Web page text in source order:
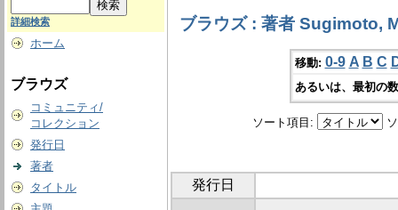
詳細検索
ホーム
ブラウズ
コミュニティ/
コレクション
発行日
著者
タイトル
ブラウズ : 著者 Sugimoto,
移動: 0-9 A B C
あるいは、最初の
ソート項目:
発行日